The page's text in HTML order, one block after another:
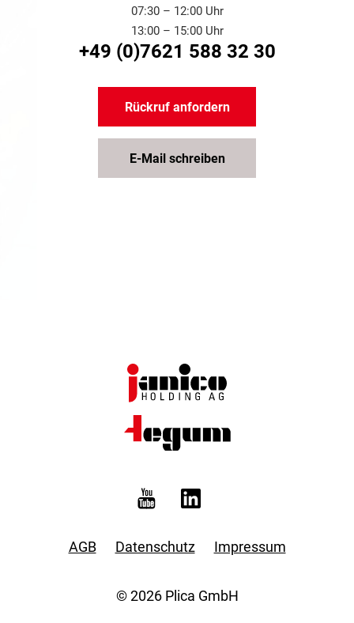
07:30 – 12:00 Uhr
13:00 – 15:00 Uhr
+49 (0)7621 588 32 30
Rückruf anfordern
E-Mail schreiben
AGB Datenschutz Impressum
© 2026 Plica GmbH